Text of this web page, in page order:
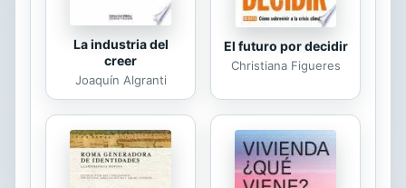
La industria del
creer
Joaquín Algranti
El futuro por decidir
Christiana Figueres